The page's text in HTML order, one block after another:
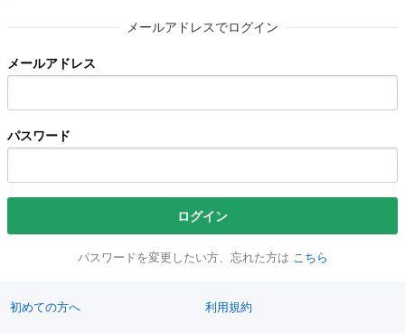
メールアドレスでログイン
メールアドレス
パスワード
ログイン
パスワードを変更したい方、忘れた方は こちら
初めての方へ 利用規約